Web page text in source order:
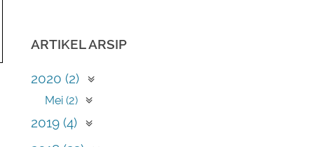
ARTIKEL ARSIP
2020 (2)
Mei (2)
2019 (4)
April (1)